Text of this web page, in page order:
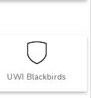
UWI Blackbirds